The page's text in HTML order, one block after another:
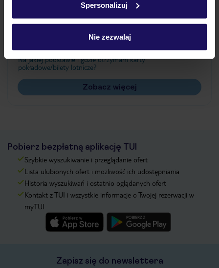
Spersonalizuj
Nie zezwalaj
Często zadawane pytania
Jak zmienić uczestników/osobę zgłaszającą?
Na jakiej podstawie i gdzie otrzymam karty
pokładowe/bilety lotnicze?
Zobacz więcej
Pobierz bezpłatną aplikację TUI
Szybkie wyszukiwanie i przeglądanie ofert
Lista ulubionych ofert i możliwość ich udostępniania
Historia wyszukiwań i ostatnio oglądanych ofert
Kontakt z TUI i wszystkie informacje o Twojej rezerwacji w
myTUI
Zapisz się do newslettera